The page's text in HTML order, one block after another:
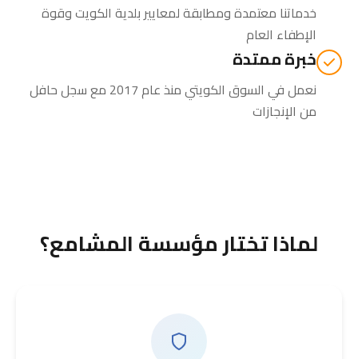
خدماتنا معتمدة ومطابقة لمعايير بلدية الكويت وقوة
الإطفاء العام
خبرة ممتدة
نعمل في السوق الكويتي منذ عام 2017 مع سجل حافل
من الإنجازات
لماذا تختار مؤسسة المشامع؟